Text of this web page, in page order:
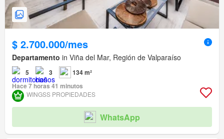
$ 2.700.000/mes
Departamento in Viña del Mar, Región de Valparaíso
5 3
134 m²
Hace 7 horas 41 minutos
WINGSS PROPIEDADES
WhatsApp